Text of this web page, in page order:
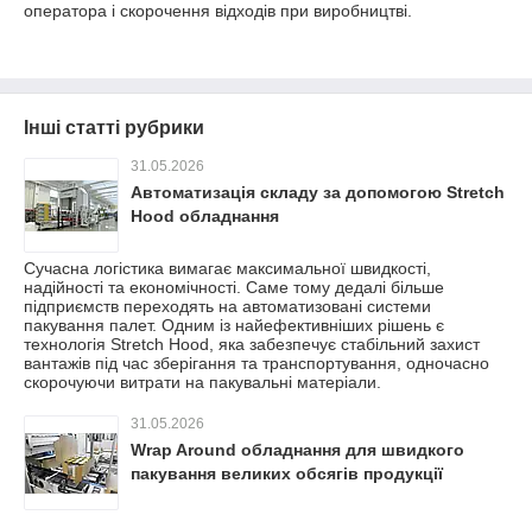
оператора і скорочення відходів при виробництві.
Інші статті рубрики
31.05.2026
Автоматизація складу за допомогою Stretch
Hood обладнання
Сучасна логістика вимагає максимальної швидкості,
надійності та економічності. Саме тому дедалі більше
підприємств переходять на автоматизовані системи
пакування палет. Одним із найефективніших рішень є
технологія Stretch Hood, яка забезпечує стабільний захист
вантажів під час зберігання та транспортування, одночасно
скорочуючи витрати на пакувальні матеріали.
31.05.2026
Wrap Around обладнання для швидкого
пакування великих обсягів продукції